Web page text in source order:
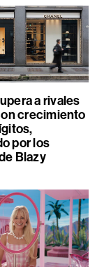
a rivales
crecimiento
por los
Blazy